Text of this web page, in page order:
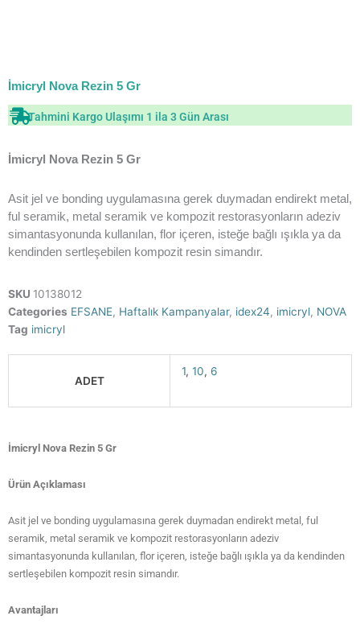
İmicryl Nova Rezin 5 Gr
Tahmini Kargo Ulaşımı 1 ila 3 Gün Arası
İmicryl Nova Rezin 5 Gr
Asit jel ve bonding uygulamasına gerek duymadan endirekt metal,
ful seramik, metal seramik ve kompozit restorasyonların adeziv
simantasyonunda kullanılan, flor içeren, isteğe bağlı ışıkla ya da
kendinden sertleşebilen kompozit resin simandır.
SKU 10138012
Categories EFSANE, Haftalık Kampanyalar, idex24, imicryl, NOVA
Tag imicryl
ADET
1, 10, 6
İmicryl Nova Rezin 5 Gr
Ürün Açıklaması
Asit jel ve bonding uygulamasına gerek duymadan endirekt metal, ful
seramik, metal seramik ve kompozit restorasyonların adeziv
simantasyonunda kullanılan, flor içeren, isteğe bağlı ışıkla ya da kendinden
sertleşebilen kompozit resin simandır.
Avantajları